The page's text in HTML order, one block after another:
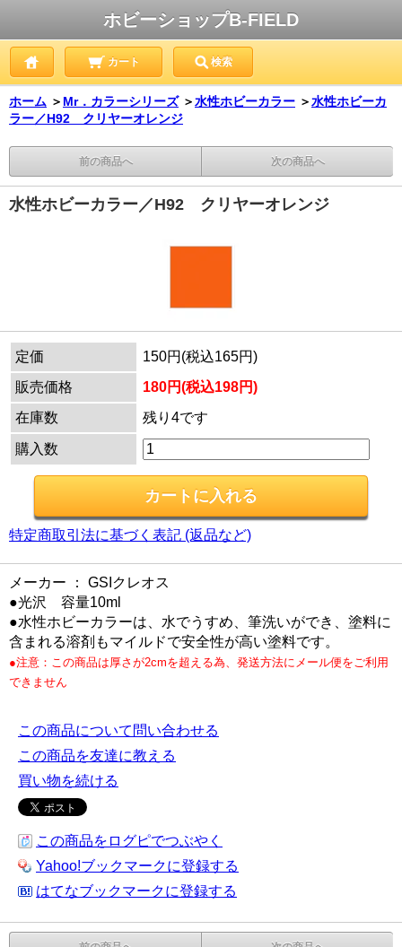
ホビーショップB-FIELD
カート 検索
ホーム ＞ Mr．カラーシリーズ ＞水性ホビーカラー ＞水性ホビーカ
ラー／H92 クリヤーオレンジ
前の商品へ 次の商品へ
水性ホビーカラー／H92 クリヤーオレンジ
定価
150円(税込165円)
販売価格
180円(税込198円)
在庫数
残り4です
購入数
特定商取引法に基づく表記 (返品など)
メーカー ： GSIクレオス
●光沢 容量10ml
●水性ホビーカラーは、水でうすめ、筆洗いができ、塗料に
含まれる溶剤もマイルドで安全性が高い塗料です。
●注意：この商品は厚さが2cmを超える為、発送方法にメール便をご利用
できません
この商品について問い合わせる
この商品を友達に教える
買い物を続ける
この商品をログピでつぶやく
Yahoo!ブックマークに登録する
はてなブックマークに登録する